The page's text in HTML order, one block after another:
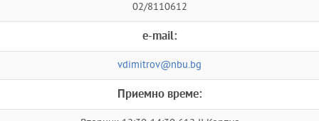
02/8110612
e-mail:
vdimitrov@nbu.bg
Приемно време: